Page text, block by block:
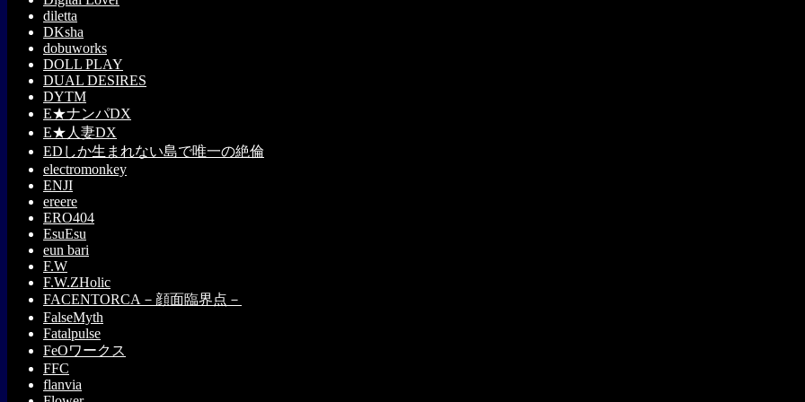
diletta
DKsha
dobuworks
DOLL PLAY
DUAL DESIRES
DYTM
E★ナンパDX
E★人妻DX
EDしか生まれない島で唯一の絶倫
electromonkey
ENJI
ereere
ERO404
EsuEsu
eun bari
F.W
F.W.ZHolic
FACENTORCA－顔面臨界点－
FalseMyth
Fatalpulse
FeOワークス
FFC
flanvia